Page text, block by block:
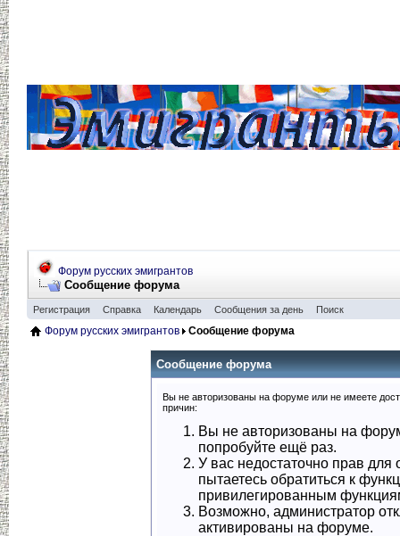
Форум русских эмигрантов
Сообщение форума
Регистрация Справка Календарь Сообщения за день Поиск
Форум русских эмигрантов Сообщение форума
Сообщение форума
Вы не авторизованы на форуме или не имеете
причин:
Вы не авторизованы на
попробуйте ещё раз.
У вас недостаточно прав
пытаетесь обратиться к
привилегированным
Возможно, администратор
активированы на форуме.